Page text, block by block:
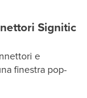
Signitic
e
finestra pop-